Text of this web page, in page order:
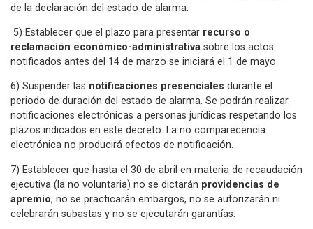
de la declaración del estado de alarma.
5) Establecer que el plazo para presentar recurso o
reclamación económico-administrativa sobre los actos
notificados antes del 14 de marzo se iniciará el 1 de mayo.
6) Suspender las notificaciones presenciales durante el
periodo de duración del estado de alarma. Se podrán realizar
notificaciones electrónicas a personas jurídicas respetando los
plazos indicados en este decreto. La no comparecencia
electrónica no producirá efectos de notificación.
7) Establecer que hasta el 30 de abril en materia de recaudación
ejecutiva (la no voluntaria) no se dictarán providencias de
apremio, no se practicarán embargos, no se autorizarán ni
celebrarán subastas y no se ejecutarán garantías.